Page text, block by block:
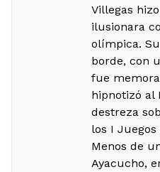
Villegas
ilusionara
olímpica.
borde, con
fue
hipnotizó al
destreza
los I
Menos de
Ayacucho,